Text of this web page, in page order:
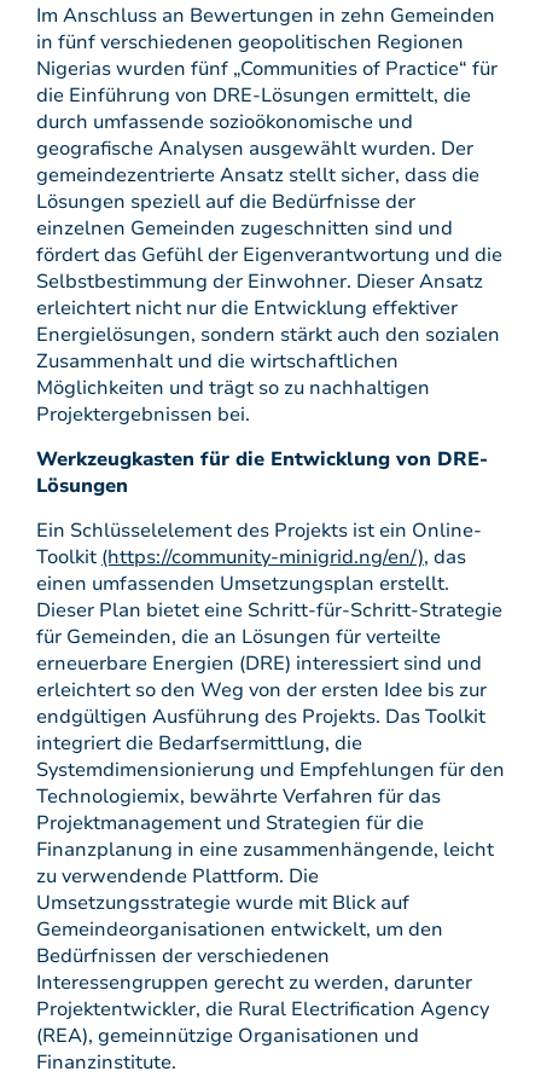
Im Anschluss an Bewertungen in zehn Gemeinden
in fünf verschiedenen geopolitischen Regionen
Nigerias wurden fünf „Communities of Practice“ für
die Einführung von DRE-Lösungen ermittelt, die
durch umfassende sozioökonomische und
geografische Analysen ausgewählt wurden. Der
gemeindezentrierte Ansatz stellt sicher, dass die
Lösungen speziell auf die Bedürfnisse der
einzelnen Gemeinden zugeschnitten sind und
fördert das Gefühl der Eigenverantwortung und die
Selbstbestimmung der Einwohner. Dieser Ansatz
erleichtert nicht nur die Entwicklung effektiver
Energielösungen, sondern stärkt auch den sozialen
Zusammenhalt und die wirtschaftlichen
Möglichkeiten und trägt so zu nachhaltigen
Projektergebnissen bei.
Werkzeugkasten für die Entwicklung von DRE-
Lösungen
Ein Schlüsselelement des Projekts ist ein Online-
Toolkit (https://community-minigrid.ng/en/), das
einen umfassenden Umsetzungsplan erstellt.
Dieser Plan bietet eine Schritt-für-Schritt-Strategie
für Gemeinden, die an Lösungen für verteilte
erneuerbare Energien (DRE) interessiert sind und
erleichtert so den Weg von der ersten Idee bis zur
endgültigen Ausführung des Projekts. Das Toolkit
integriert die Bedarfsermittlung, die
Systemdimensionierung und Empfehlungen für den
Technologiemix, bewährte Verfahren für das
Projektmanagement und Strategien für die
Finanzplanung in eine zusammenhängende, leicht
zu verwendende Plattform. Die
Umsetzungsstrategie wurde mit Blick auf
Gemeindeorganisationen entwickelt, um den
Bedürfnissen der verschiedenen
Interessengruppen gerecht zu werden, darunter
Projektentwickler, die Rural Electrification Agency
(REA), gemeinnützige Organisationen und
Finanzinstitute.